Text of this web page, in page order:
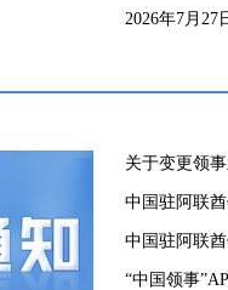
2026年7月
关于变更领
中国驻阿联
暑
中国驻阿联
范
“中国领事